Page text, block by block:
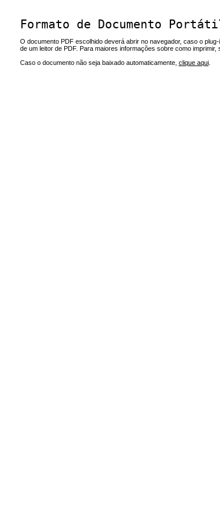
Formato de Documento
O documento PDF escolhido deverá abrir no navegador, caso o
de um leitor de PDF. Para maiores informações sobre como
Caso o documento não seja baixado automaticamente, clique aqui.